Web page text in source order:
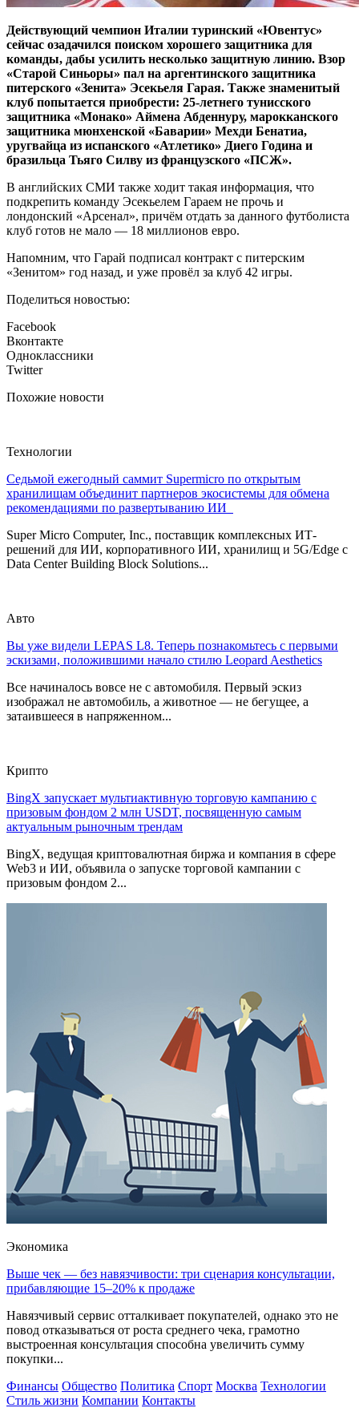
Действующий чемпион Италии туринский «Ювентус»
сейчас озадачился поиском хорошего защитника для
команды, дабы усилить несколько защитную линию. Взор
«Старой Синьоры» пал на аргентинского защитника
питерского «Зенита» Эсекьеля Гарая. Также знаменитый
клуб попытается приобрести: 25-летнего тунисского
защитника «Монако» Аймена Абденнуру, марокканского
защитника мюнхенской «Баварии» Мехди Бенатиа,
уругвайца из испанского «Атлетико» Диего Година и
бразильца Тьяго Силву из французского «ПСЖ».
В английских СМИ также ходит такая информация, что
подкрепить команду Эсекьелем Гараем не прочь и
лондонский «Арсенал», причём отдать за данного футболиста
клуб готов не мало — 18 миллионов евро.
Напомним, что Гарай подписал контракт с питерским
«Зенитом» год назад, и уже провёл за клуб 42 игры.
Поделиться новостью:
Facebook
Вконтакте
Одноклассники
Twitter
Похожие новости
Технологии
Седьмой ежегодный саммит Supermicro по открытым
хранилищам объединит партнеров экосистемы для обмена
рекомендациями по развертыванию ИИ
Super Micro Computer, Inc., поставщик комплексных ИТ-
решений для ИИ, корпоративного ИИ, хранилищ и 5G/Edge с
Data Center Building Block Solutions...
Авто
Вы уже видели LEPAS L8. Теперь познакомьтесь с первыми
эскизами, положившими начало стилю Leopard Aesthetics
Все начиналось вовсе не с автомобиля. Первый эскиз
изображал не автомобиль, а животное — не бегущее, а
затаившееся в напряженном...
Крипто
BingX запускает мультиактивную торговую кампанию с
призовым фондом 2 млн USDT, посвященную самым
актуальным рыночным трендам
BingX, ведущая криптовалютная биржа и компания в сфере
Web3 и ИИ, объявила о запуске торговой кампании с
призовым фондом 2...
Экономика
Выше чек — без навязчивости: три сценария консультации,
прибавляющие 15–20% к продаже
Навязчивый сервис отталкивает покупателей, однако это не
повод отказываться от роста среднего чека, грамотно
выстроенная консультация способна увеличить сумму
покупки...
Финансы Общество Политика Спорт Москва Технологии
Стиль жизни Компании Контакты